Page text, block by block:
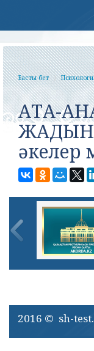
Басты бет
АТА-
әкелер
2016 © sh-